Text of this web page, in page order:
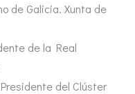
de Galicia. Xunta de
de la Real
del Clúster